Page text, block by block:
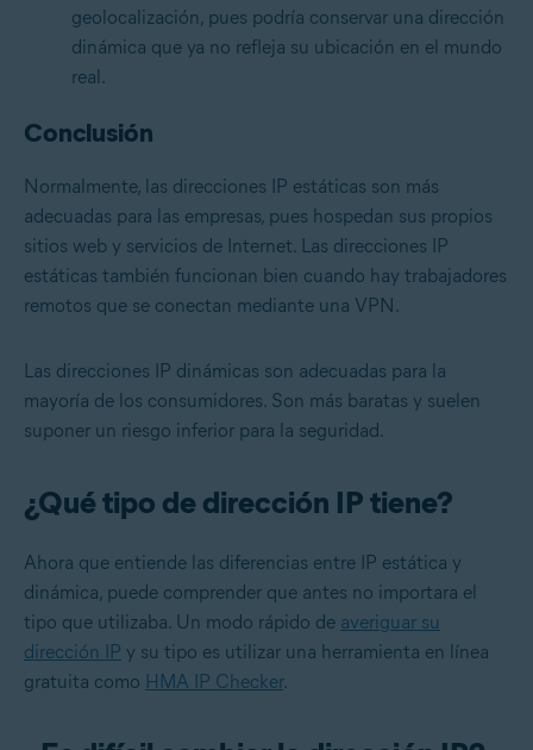
geolocalización, pues podría conservar una dirección
dinámica que ya no refleja su ubicación en el mundo
real.
Conclusión
Normalmente, las direcciones IP estáticas son más
adecuadas para las empresas, pues hospedan sus propios
sitios web y servicios de Internet. Las direcciones IP
estáticas también funcionan bien cuando hay trabajadores
remotos que se conectan mediante una VPN.
Las direcciones IP dinámicas son adecuadas para la
mayoría de los consumidores. Son más baratas y suelen
suponer un riesgo inferior para la seguridad.
¿Qué tipo de dirección IP tiene?
Ahora que entiende las diferencias entre IP estática y
dinámica, puede comprender que antes no importara el
tipo que utilizaba. Un modo rápido de averiguar su
dirección IP y su tipo es utilizar una herramienta en línea
gratuita como HMA IP Checker.